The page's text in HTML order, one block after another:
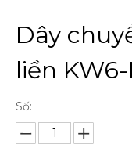
Dây
liền
Số: